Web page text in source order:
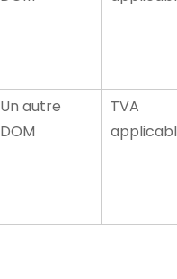
Un autre
DOM
TVA